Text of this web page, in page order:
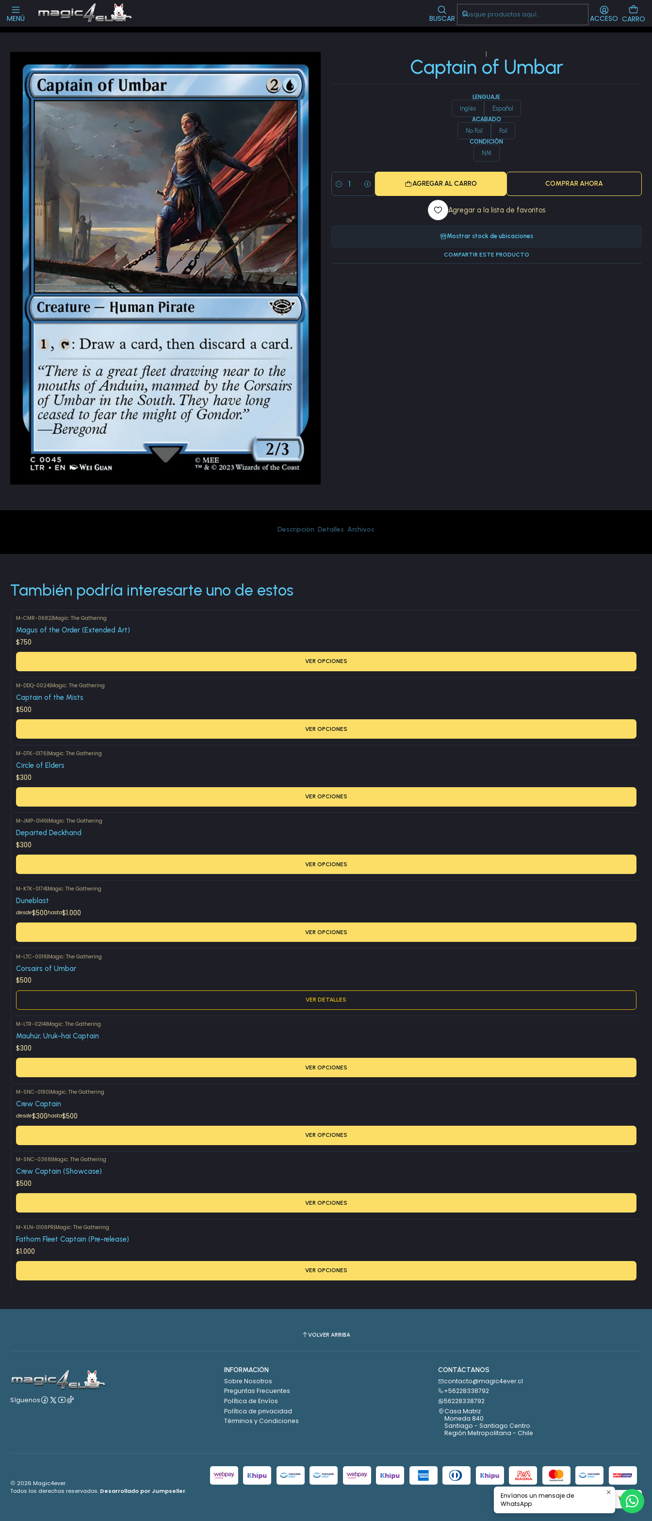
MENÚ BUSCAR ACCESO CARRO
Visítanos!--> CL
Inicio Cartas Sueltas Magic Ediciones Especiales
|
Captain of Umbar
LENGUAJE
Inglés Español
ACABADO
No Foil Foil
CONDICIÓN
NM
Cantidad
AGREGAR AL CARRO COMPRAR AHORA
Agregar a la lista de favoritos
Mostrar stock de ubicaciones
COMPARTIR ESTE PRODUCTO
Descripción Detalles Archivos
También podría interesarte uno de estos
M-CMR-0682|Magic: The Gathering
Magus of the Order (Extended Art)
$750
VER OPCIONES
M-DDQ-0024|Magic: The Gathering
Captain of the Mists
$500
VER OPCIONES
M-DTK-0176|Magic: The Gathering
Circle of Elders
$300
VER OPCIONES
M-JMP-0149|Magic: The Gathering
Departed Deckhand
$300
VER OPCIONES
M-KTK-0174|Magic: The Gathering
Duneblast
desde$500hasta$1.000
VER OPCIONES
Agotado
M-LTC-0019|Magic: The Gathering
Corsairs of Umbar
$500
VER DETALLES
M-LTR-0214|Magic: The Gathering
Mauhúr, Uruk-hai Captain
$300
VER OPCIONES
M-SNC-0180|Magic: The Gathering
Crew Captain
desde$300hasta$500
VER OPCIONES
M-SNC-0368|Magic: The Gathering
Crew Captain (Showcase)
$500
VER OPCIONES
M-XLN-0106PR|Magic: The Gathering
Fathom Fleet Captain (Pre-release)
$1.000
VER OPCIONES
VOLVER ARRIBA
Síguenos
INFORMACIÓN
Sobre Nosotros
Preguntas Frecuentes
Política de Envíos
Política de privacidad
Términos y Condiciones
CONTÁCTANOS
contacto@magic4ever.cl
+56228338792
56228338792
Casa Matriz
Moneda 840
Santiago - Santiago Centro
Región Metropolitana - Chile
2026 Magic4ever.
Todos los derechos reservados. Desarrollado por Jumpseller.
Envíanos un mensaje de
WhatsApp